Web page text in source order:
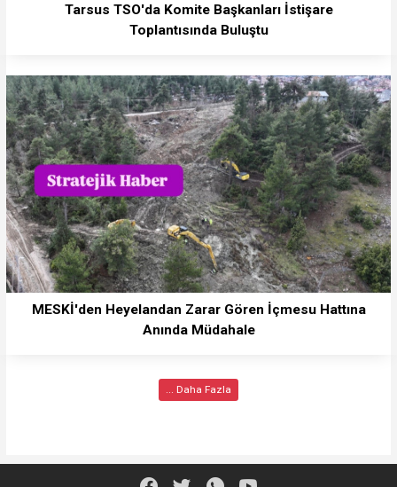
Tarsus TSO'da Komite Başkanları İstişare
Toplantısında Buluştu
MESKİ'den Heyelandan Zarar Gören İçmesu Hattına
Anında Müdahale
... Daha Fazla